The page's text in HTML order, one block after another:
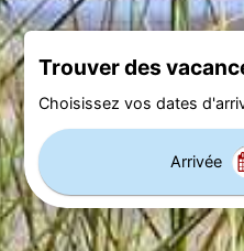
Trouver des
Choisissez vos dates
Arrivée